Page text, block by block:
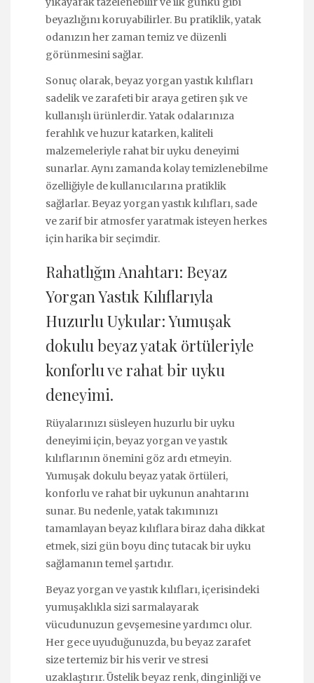
beyazlığını koruyabilirler. Bu pratiklik, yatak
odanızın her zaman temiz ve düzenli
görünmesini sağlar.
Sonuç olarak, beyaz yorgan yastık kılıfları
sadelik ve zarafeti bir araya getiren şık ve
kullanışlı ürünlerdir. Yatak odalarınıza
ferahlık ve huzur katarken, kaliteli
malzemeleriyle rahat bir uyku deneyimi
sunarlar. Aynı zamanda kolay temizlenebilme
özelliğiyle de kullanıcılarına pratiklik
sağlarlar. Beyaz yorgan yastık kılıfları, sade
ve zarif bir atmosfer yaratmak isteyen herkes
için harika bir seçimdir.
Rahatlığın Anahtarı: Beyaz
Yorgan Yastık Kılıflarıyla
Huzurlu Uykular: Yumuşak
dokulu beyaz yatak örtüleriyle
konforlu ve rahat bir uyku
deneyimi.
Rüyalarınızı süsleyen huzurlu bir uyku
deneyimi için, beyaz yorgan ve yastık
kılıflarının önemini göz ardı etmeyin.
Yumuşak dokulu beyaz yatak örtüleri,
konforlu ve rahat bir uykunun anahtarını
sunar. Bu nedenle, yatak takımınızı
tamamlayan beyaz kılıflara biraz daha dikkat
etmek, sizi gün boyu dinç tutacak bir uyku
sağlamanın temel şartıdır.
Beyaz yorgan ve yastık kılıfları, içerisindeki
yumuşaklıkla sizi sarmalayarak
vücudunuzun gevşemesine yardımcı olur.
Her gece uyuduğunuzda, bu beyaz zarafet
size tertemiz bir his verir ve stresi
uzaklaştırır. Üstelik beyaz renk, dinginliği ve